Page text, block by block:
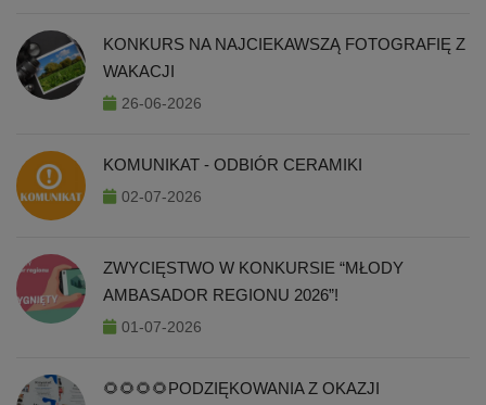
KONKURS NA NAJCIEKAWSZĄ FOTOGRAFIĘ Z
WAKACJI
26-06-2026
KOMUNIKAT - ODBIÓR CERAMIKI
02-07-2026
ZWYCIĘSTWO W KONKURSIE “MŁODY
AMBASADOR REGIONU 2026”!
01-07-2026
🌻🌻🌻🌻PODZIĘKOWANIA Z OKAZJI